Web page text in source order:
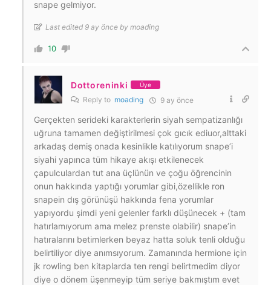
snape gelmiyor.
Last edited 9 ay önce by moading
10
Dottoreninki Üye
Reply to moading 9 ay önce
Gerçekten serideki karakterlerin siyah sempatizanlığı
uğruna tamamen değiştirilmesi çok gıcık ediuor,alttaki
arkadaş demiş onada kesinlikle katılıyorum snape’i
siyahi yapınca tüm hikaye akışı etkilenecek
çapulculardan tut ana üçlünün ve çoğu öğrencinin
onun hakkında yaptığı yorumlar gibi,özellikle ron
snapein dış görünüşü hakkında fena yorumlar
yapıyordu şimdi yeni gelenler farklı düşünecek + (tam
hatırlamıyorum ama melez prenste olabilir) snape’in
hatıralarını betimlerken beyaz hatta soluk tenli olduğu
belirtiliyor diye anımsıyorum. Zamanında hermione için
jk rowling ben kitaplarda ten rengi belirtmedim diyor
diye o dönem üşenmeyip tüm seriye bakmıştım evet